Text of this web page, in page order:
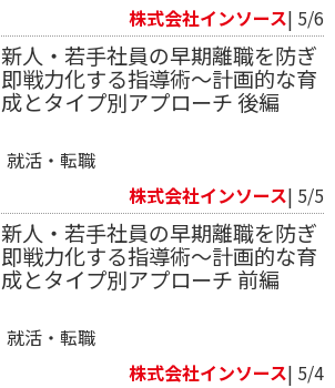
株式会社インソース| 5/6
新人・若手社員の早期離職を防ぎ
即戦力化する指導術～計画的な育
成とタイプ別アプローチ 後編
就活・転職
株式会社インソース| 5/5
新人・若手社員の早期離職を防ぎ
即戦力化する指導術～計画的な育
成とタイプ別アプローチ 前編
就活・転職
株式会社インソース| 5/4